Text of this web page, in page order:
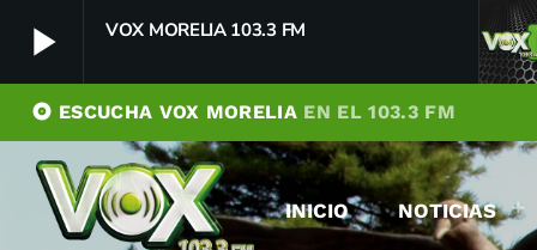
play_arrow VOX MORELIA 103.3 FM
play_arrow VOX MORELIA 103.3 FM
Player Debug
pushFeed = INITIALIZE1786028124974
album ESCUCHA VOX MORELIA EN EL 103.3 FM
INICIO NOTICIAS